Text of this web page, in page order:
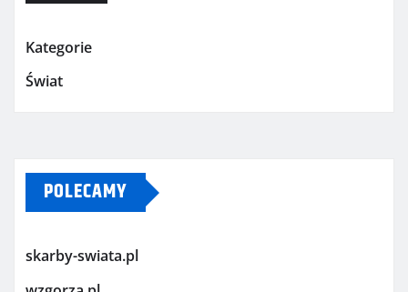
Kategorie
Świat
POLECAMY
skarby-swiata.pl